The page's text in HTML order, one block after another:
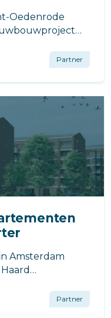
Oedenrode
Beusen
door Van der
Partner
Amsterdam
is ontworpen
en wordt
Partner